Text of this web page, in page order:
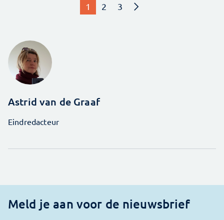
1 2 3
Astrid van de Graaf
Eindredacteur
Meld je aan voor de nieuwsbrief